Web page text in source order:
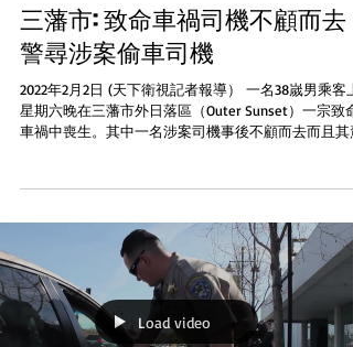
三藩市: 致命車禍司機不顧而去
警尋涉案偷車司機
2022年2月2日 (天下衛視記者報導） 一名38嵗男乘客上
星期六晚在三藩市外日落區（Outer Sunset）一宗致命
車禍中喪生。其中一名涉案司機事後不顧而去而且其
Load video